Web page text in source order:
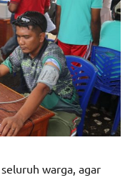
warga, agar